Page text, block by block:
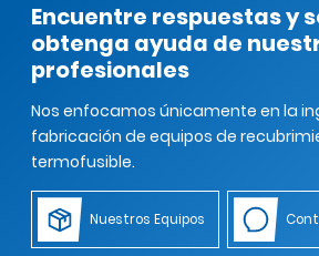
Encuentre respuestas y
obtenga ayuda de
profesionales
Nos enfocamos únicamente en la
fabricación de equipos de
termofusible.
Nuestros Equipos